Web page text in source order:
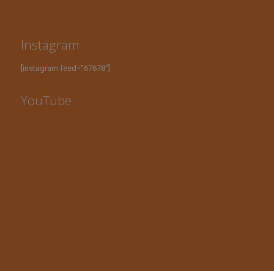
Instagram
[instagram feed="67678"]
YouTube